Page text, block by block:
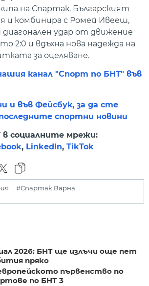
на Спартак. Българският
и комбинира с Ромей Ивееш,
удар от движение
2:0 и вдъхна нова надежда на
за оцеляване.
канал "Спорт по БНТ" във
и във Фейсбук, за да сте
спортни новини
социалните мрежи:
, LinkedIn, TikTok
#Спартак Варна
2026: БНТ ще излъчи още пет
пряко
първенство по
по БНТ 3